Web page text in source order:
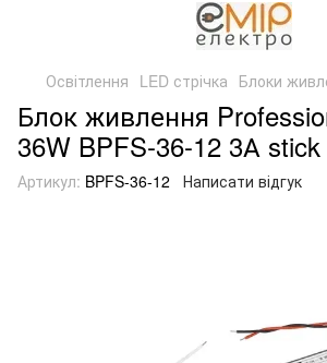
Освітлення LED стрічка Блоки
Блок живлення
36W BPFS-36-12 3А
Артикул: BPFS-36-12 Написати відгук